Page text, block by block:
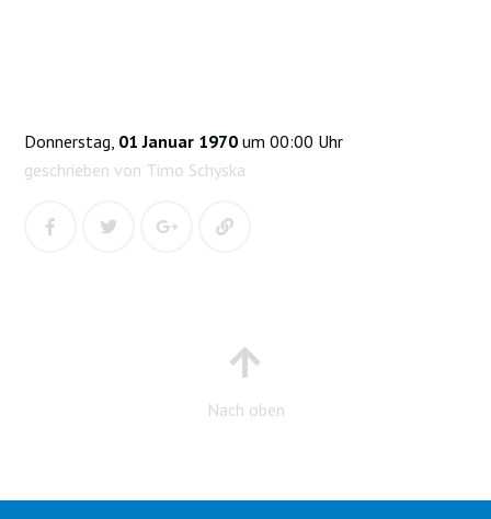
Donnerstag, 01 Januar 1970 um 00:00 Uhr
geschrieben von Timo Schyska
Nach oben